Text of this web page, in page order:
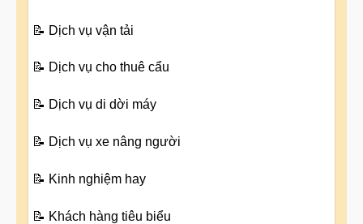
📝 Dịch vụ vận tải
📝 Dịch vụ cho thuê cẩu
📝 Dịch vụ di dời máy
📝 Dịch vụ xe nâng người
📝 Kinh nghiệm hay
📝 Khách hàng tiêu biểu